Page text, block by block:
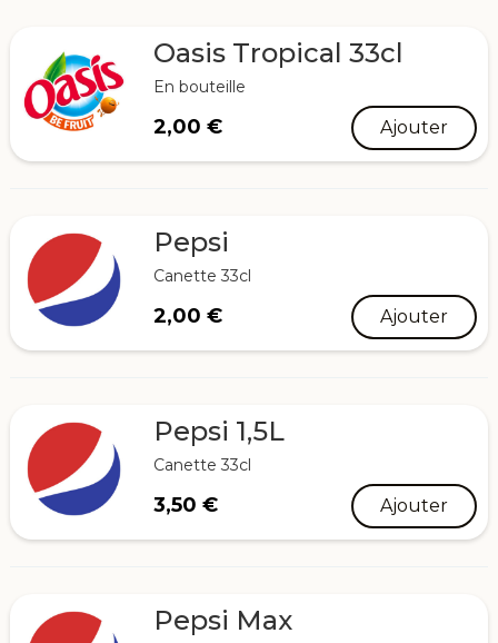
Oasis Tropical 33cl
En bouteille
2,00 € Ajouter
Pepsi
Canette 33cl
2,00 € Ajouter
Pepsi 1,5L
Canette 33cl
3,50 € Ajouter
Pepsi Max